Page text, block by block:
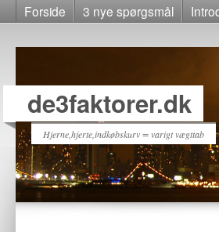
Forside 3 nye spørgsmål
de3faktorer.dk
Hjerne,hjerte,indkøbskurv = varigt vægttab